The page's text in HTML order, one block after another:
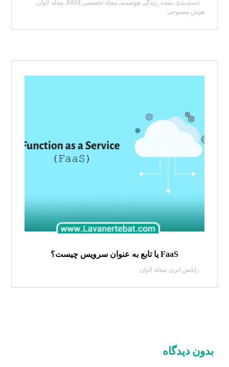
دسته‌بندی نشده, زندگی هوشمند,مجله تخصصی R&M ,مجله لاوان,
هوش مصنوعی
FaaS یا تابع به عنوان سرویس چیست؟
رایانش ابری,مجله لاوان
بدون دیدگاه